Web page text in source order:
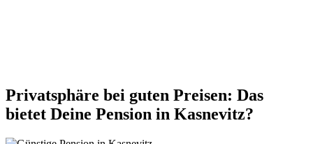
Privatsphäre bei guten Preisen: Das
bietet Deine Pension in Kasnevitz?